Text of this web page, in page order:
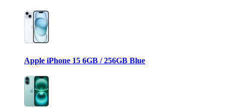
Apple iPhone 15 6GB / 256GB Blue